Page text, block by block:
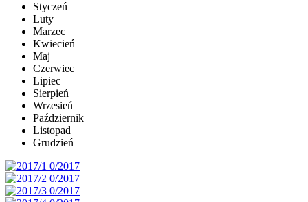
Styczeń
Luty
Marzec
Kwiecień
Maj
Czerwiec
Lipiec
Sierpień
Wrzesień
Październik
Listopad
Grudzień